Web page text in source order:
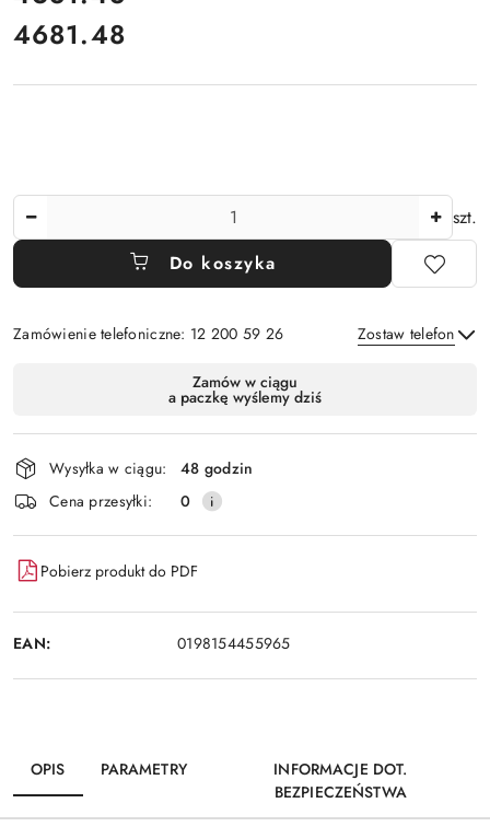
Cena:
4681.48
szt.
Do koszyka
Zamówienie telefoniczne: 12 200 59 26 Zostaw telefon
Wyślij
dostawa
Zamów w ciągu
a paczkę wyślemy dziś
Wysyłka w ciągu:
48 godzin
Cena przesyłki:
0
Pobierz produkt do PDF
EAN: 0198154455965
OPIS PARAMETRY
INFORMACJE DOT.
BEZPIECZEŃSTWA